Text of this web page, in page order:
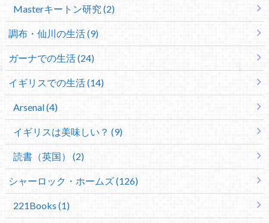
Masterキートン研究 (2)
調布・仙川の生活 (9)
ガーナでの生活 (24)
イギリスでの生活 (14)
Arsenal (4)
イギリスは美味しい？ (9)
読書（英国） (2)
シャーロック・ホームズ (126)
221Books (1)